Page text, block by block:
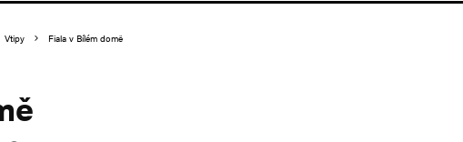
Vtipy Fiala v Bílém domě